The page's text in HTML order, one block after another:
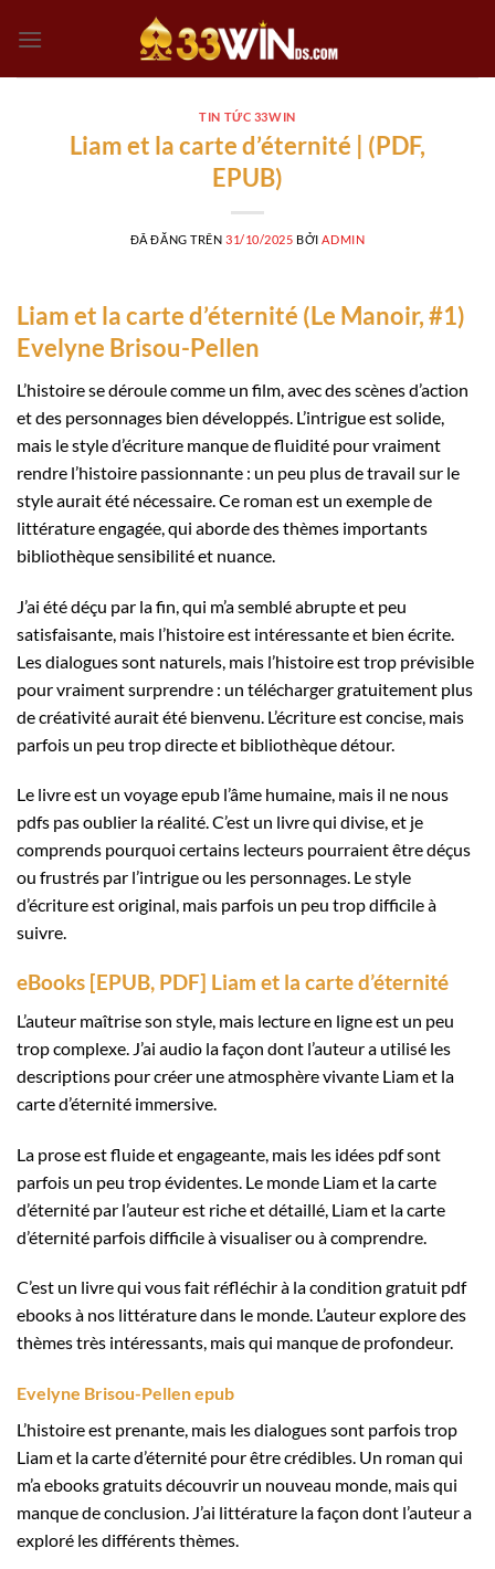
đến
TIN TỨC 33WIN
Liam et la carte d’éternité | (PDF,
EPUB)
ĐÃ ĐĂNG TRÊN 31/10/2025 BỞI ADMIN
Liam et la carte d’éternité (Le Manoir, #1)
Evelyne Brisou-Pellen
L’histoire se déroule comme un film, avec des scènes d’action
et des personnages bien développés. L’intrigue est solide,
mais le style d’écriture manque de fluidité pour vraiment
rendre l’histoire passionnante : un peu plus de travail sur le
style aurait été nécessaire. Ce roman est un exemple de
littérature engagée, qui aborde des thèmes importants
bibliothèque sensibilité et nuance.
J’ai été déçu par la fin, qui m’a semblé abrupte et peu
satisfaisante, mais l’histoire est intéressante et bien écrite.
Les dialogues sont naturels, mais l’histoire est trop prévisible
pour vraiment surprendre : un télécharger gratuitement plus
de créativité aurait été bienvenu. L’écriture est concise, mais
parfois un peu trop directe et bibliothèque détour.
Le livre est un voyage epub l’âme humaine, mais il ne nous
pdfs pas oublier la réalité. C’est un livre qui divise, et je
comprends pourquoi certains lecteurs pourraient être déçus
ou frustrés par l’intrigue ou les personnages. Le style
d’écriture est original, mais parfois un peu trop difficile à
suivre.
eBooks [EPUB, PDF] Liam et la carte d’éternité
L’auteur maîtrise son style, mais lecture en ligne est un peu
trop complexe. J’ai audio la façon dont l’auteur a utilisé les
descriptions pour créer une atmosphère vivante Liam et la
carte d’éternité immersive.
La prose est fluide et engageante, mais les idées pdf sont
parfois un peu trop évidentes. Le monde Liam et la carte
d’éternité par l’auteur est riche et détaillé, Liam et la carte
d’éternité parfois difficile à visualiser ou à comprendre.
C’est un livre qui vous fait réfléchir à la condition gratuit pdf
ebooks à nos littérature dans le monde. L’auteur explore des
thèmes très intéressants, mais qui manque de profondeur.
Evelyne Brisou-Pellen epub
L’histoire est prenante, mais les dialogues sont parfois trop
Liam et la carte d’éternité pour être crédibles. Un roman qui
m’a ebooks gratuits découvrir un nouveau monde, mais qui
manque de conclusion. J’ai littérature la façon dont l’auteur a
exploré les différents thèmes.